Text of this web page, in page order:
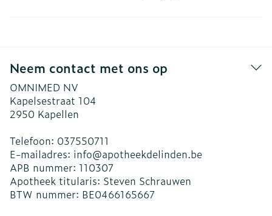
Neem contact met ons op
OMNIMED NV
Kapelsestraat 104
2950 Kapellen
Telefoon: 037550711
E-mailadres: info@apotheekdelinden.be
APB nummer: 110307
Apotheek titularis: Steven Schrauwen
BTW nummer: BE0466165667